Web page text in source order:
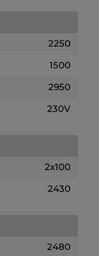
2250
1500
2950
230V
2x100
2430
2480